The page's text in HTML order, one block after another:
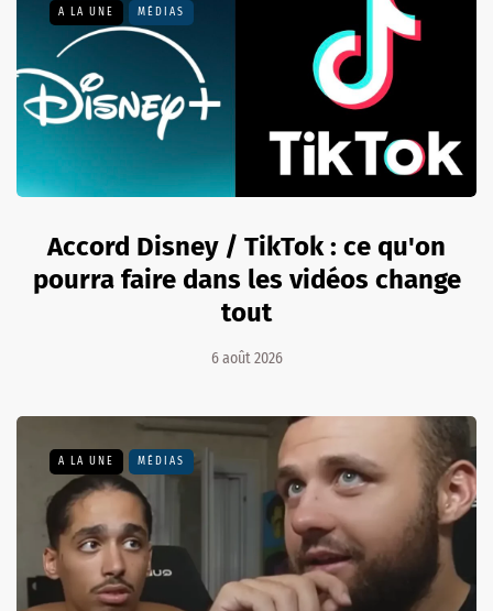
A LA UNE MÉDIAS
Accord Disney / TikTok : ce qu'on
pourra faire dans les vidéos change
tout
6 août 2026
A LA UNE MÉDIAS